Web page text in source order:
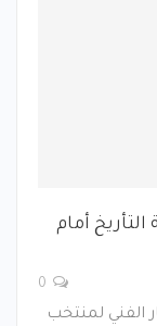
أمام
الفني لمنتخب